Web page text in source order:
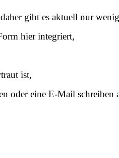
gibt es aktuell nur
hier integriert,
ist,
oder eine E-Mail schreiben